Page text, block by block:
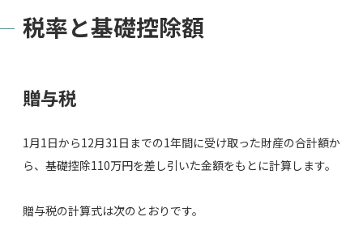
税率と基礎控除額
贈与税
1月1日から12月31日までの1年間に受け取った財産の合計額か
ら、基礎控除110万円を差し引いた金額をもとに計算します。
贈与税の計算式は次のとおりです。